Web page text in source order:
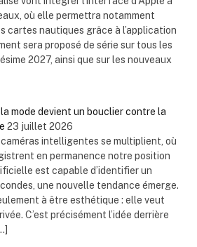
où elle permettra notamment
cartes nautiques grâce à l’application
sera proposé de série sur tous les
2027, ainsi que sur les nouveaux
mode devient un bouclier contre la
23 juillet 2026
caméras intelligentes se multiplient, où
en permanence notre position
est capable d’identifier un
une nouvelle tendance émerge.
à être esthétique : elle veut
C’est précisément l’idée derrière